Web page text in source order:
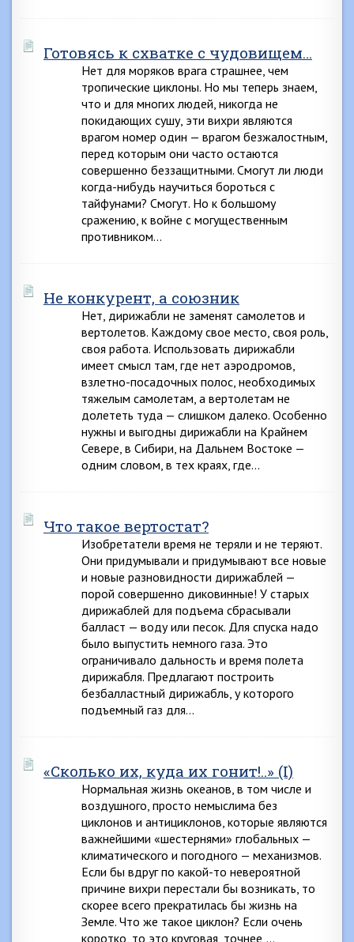
Готовясь к схватке с чудовищем…
Нет для моряков врага страшнее, чем
тропические циклоны. Но мы теперь знаем,
что и для многих людей, никогда не
покидающих сушу, эти вихри являются
врагом номер один — врагом безжалостным,
перед которым они часто остаются
совершенно беззащитными. Смогут ли люди
когда-нибудь научиться бороться с
тайфунами? Смогут. Но к большому
сражению, к войне с могущественным
противником…
Не конкурент, а союзник
Нет, дирижабли не заменят самолетов и
вертолетов. Каждому свое место, своя роль,
своя работа. Использовать дирижабли
имеет смысл там, где нет аэродромов,
взлетно-посадочных полос, необходимых
тяжелым самолетам, а вертолетам не
долететь туда — слишком далеко. Особенно
нужны и выгодны дирижабли на Крайнем
Севере, в Сибири, на Дальнем Востоке —
одним словом, в тех краях, где…
Что такое вертостат?
Изобретатели время не теряли и не теряют.
Они придумывали и придумывают все новые
и новые разновидности дирижаблей —
порой совершенно диковинные! У старых
дирижаблей для подъема сбрасывали
балласт — воду или песок. Для спуска надо
было выпустить немного газа. Это
ограничивало дальность и время полета
дирижабля. Предлагают построить
безбалластный дирижабль, у которого
подъемный газ для…
«Сколько их, куда их гонит!..» (I)
Нормальная жизнь океанов, в том числе и
воздушного, просто немыслима без
циклонов и антициклонов, которые являются
важнейшими «шестернями» глобальных —
климатического и погодного — механизмов.
Если бы вдруг по какой-то невероятной
причине вихри перестали бы возникать, то
скорее всего прекратилась бы жизнь на
Земле. Что же такое циклон? Если очень
коротко, то это круговая, точнее,…